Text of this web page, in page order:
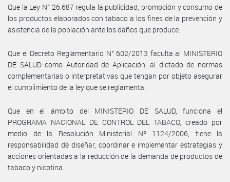
Que la Ley N° 26.687 regula la publicidad, promoción y consumo de
los productos elaborados con tabaco a los fines de la prevención y
asistencia de la población ante los daños que produce.
Que el Decreto Reglamentario N° 602/2013 faculta al MINISTERIO
DE SALUD como Autoridad de Aplicación, al dictado de normas
complementarias o interpretativas que tengan por objeto asegurar
el cumplimiento de la ley que se reglamenta.
Que en el ámbito del MINISTERIO DE SALUD, funciona el
PROGRAMA NACIONAL DE CONTROL DEL TABACO, creado por
medio de la Resolución Ministerial Nº 1124/2006, tiene la
responsabilidad de diseñar, coordinar e implementar estrategias y
acciones orientadas a la reducción de la demanda de productos de
tabaco y nicotina.